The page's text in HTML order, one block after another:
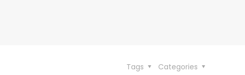
Categories
Tags